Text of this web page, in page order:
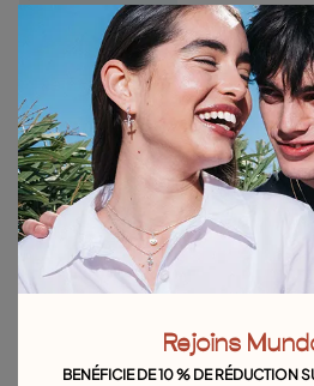
Sélectionnez la
Détails du produit
Retours et livraisons
Guide des tailles et des ajustements
Explorez d'autres catégories
Bracelets en or
Bracelets en perles Bracelets en
Rejoins
BENÉFICIE DE 10 % DE RÉDUCTION